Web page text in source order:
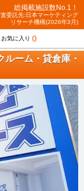
総掲載施設数No.1！
委託先:日本マーケティング
リサーチ機構(2026年3月)
お気に入り 0
ーム・貸倉庫・